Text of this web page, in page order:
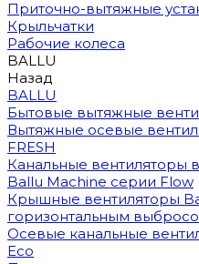
Приточно-вытяжные
Крыльчатки
Рабочие колеса
BALLU
Назад
BALLU
Бытовые вытяжные
Вытяжные осевые
FRESH
Канальные вентиляторы
Ballu Machine серии Flow
Крышные вентиляторы
горизонтальным
Осевые канальные
Eco